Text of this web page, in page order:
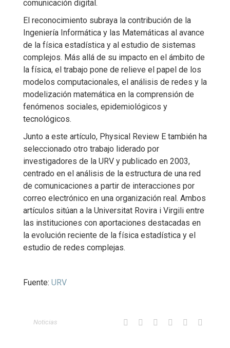
comunicación digital.
El reconocimiento subraya la contribución de la
Ingeniería Informática y las Matemáticas al avance
de la física estadística y al estudio de sistemas
complejos. Más allá de su impacto en el ámbito de
la física, el trabajo pone de relieve el papel de los
modelos computacionales, el análisis de redes y la
modelización matemática en la comprensión de
fenómenos sociales, epidemiológicos y
tecnológicos.
Junto a este artículo, Physical Review E también ha
seleccionado otro trabajo liderado por
investigadores de la URV y publicado en 2003,
centrado en el análisis de la estructura de una red
de comunicaciones a partir de interacciones por
correo electrónico en una organización real. Ambos
artículos sitúan a la Universitat Rovira i Virgili entre
las instituciones con aportaciones destacadas en
la evolución reciente de la física estadística y el
estudio de redes complejas.
Fuente: URV
Noticias